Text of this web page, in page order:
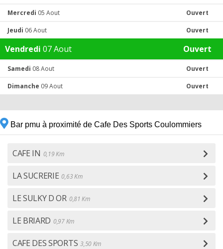
Mercredi 05 Aout Ouvert
Jeudi 06 Aout Ouvert
Vendredi 07 Aout Ouvert
Samedi 08 Aout Ouvert
Dimanche 09 Aout Ouvert
Bar pmu à proximité de Cafe Des Sports Coulommiers
CAFE IN 0,19 Km
LA SUCRERIE 0,63 Km
LE SULKY D OR 0,81 Km
LE BRIARD 0,97 Km
CAFE DES SPORTS 3,50 Km